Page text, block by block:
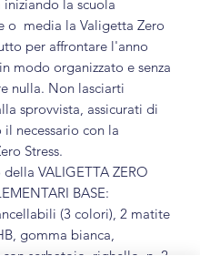
iniziando la scuola
o media la Valigetta Zero
per affrontare l'anno
modo organizzato e senza
nulla. Non lasciarti
sprovvista, assicurati di
il necessario con la
Stress.
VALIGETTA ZERO
BASE:
(3 colori), 2 matite
gomma bianca,
serbatoio, righello, n. 2